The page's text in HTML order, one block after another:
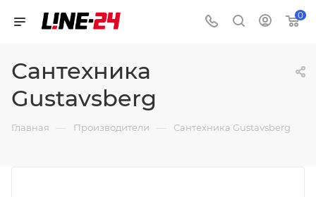
0
Сантехника
Gustavsberg
Главная — Производители — Сантехника Gustavsberg